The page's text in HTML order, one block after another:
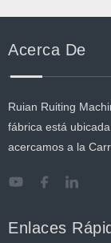
Acerca De
Ruian Ruiting
fábrica está
acercamos a la
Enlaces